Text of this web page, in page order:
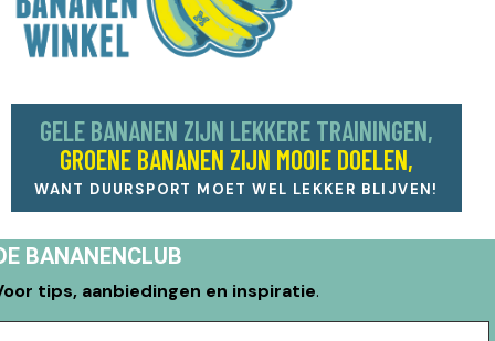
GELE BANANEN ZIJN LEKKERE TRAININGEN,
GROENE BANANEN ZIJN MOOIE DOELEN,
WANT DUURSPORT MOET WEL LEKKER BLIJVEN!
BANANENCLUB
tips, aanbiedingen en inspiratie.